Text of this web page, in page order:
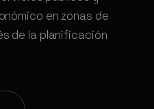
en zonas de
de la planificación